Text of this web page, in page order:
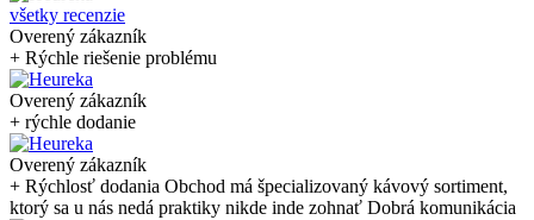
všetky recenzie
Overený zákazník
+ Rýchle riešenie problému
Overený zákazník
+ rýchle dodanie
Overený zákazník
+ Rýchlosť dodania Obchod má špecializovaný kávový sortiment,
ktorý sa u nás nedá praktiky nikde inde zohnať Dobrá komunikácia